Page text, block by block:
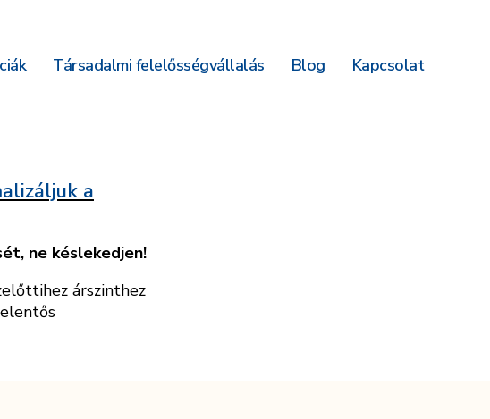
Társadalmi felelősségvállalás Blog Kapcsolat
a
ne késlekedjen!
árszinthez